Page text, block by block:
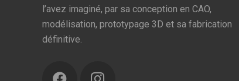
l’avez imaginé, par sa conception en CAO,
modélisation, prototypage 3D et sa fabrication
définitive.